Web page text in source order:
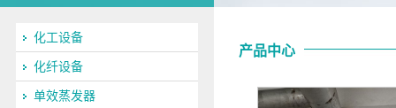
化工设备
化纤设备
单效蒸发器
产品中心